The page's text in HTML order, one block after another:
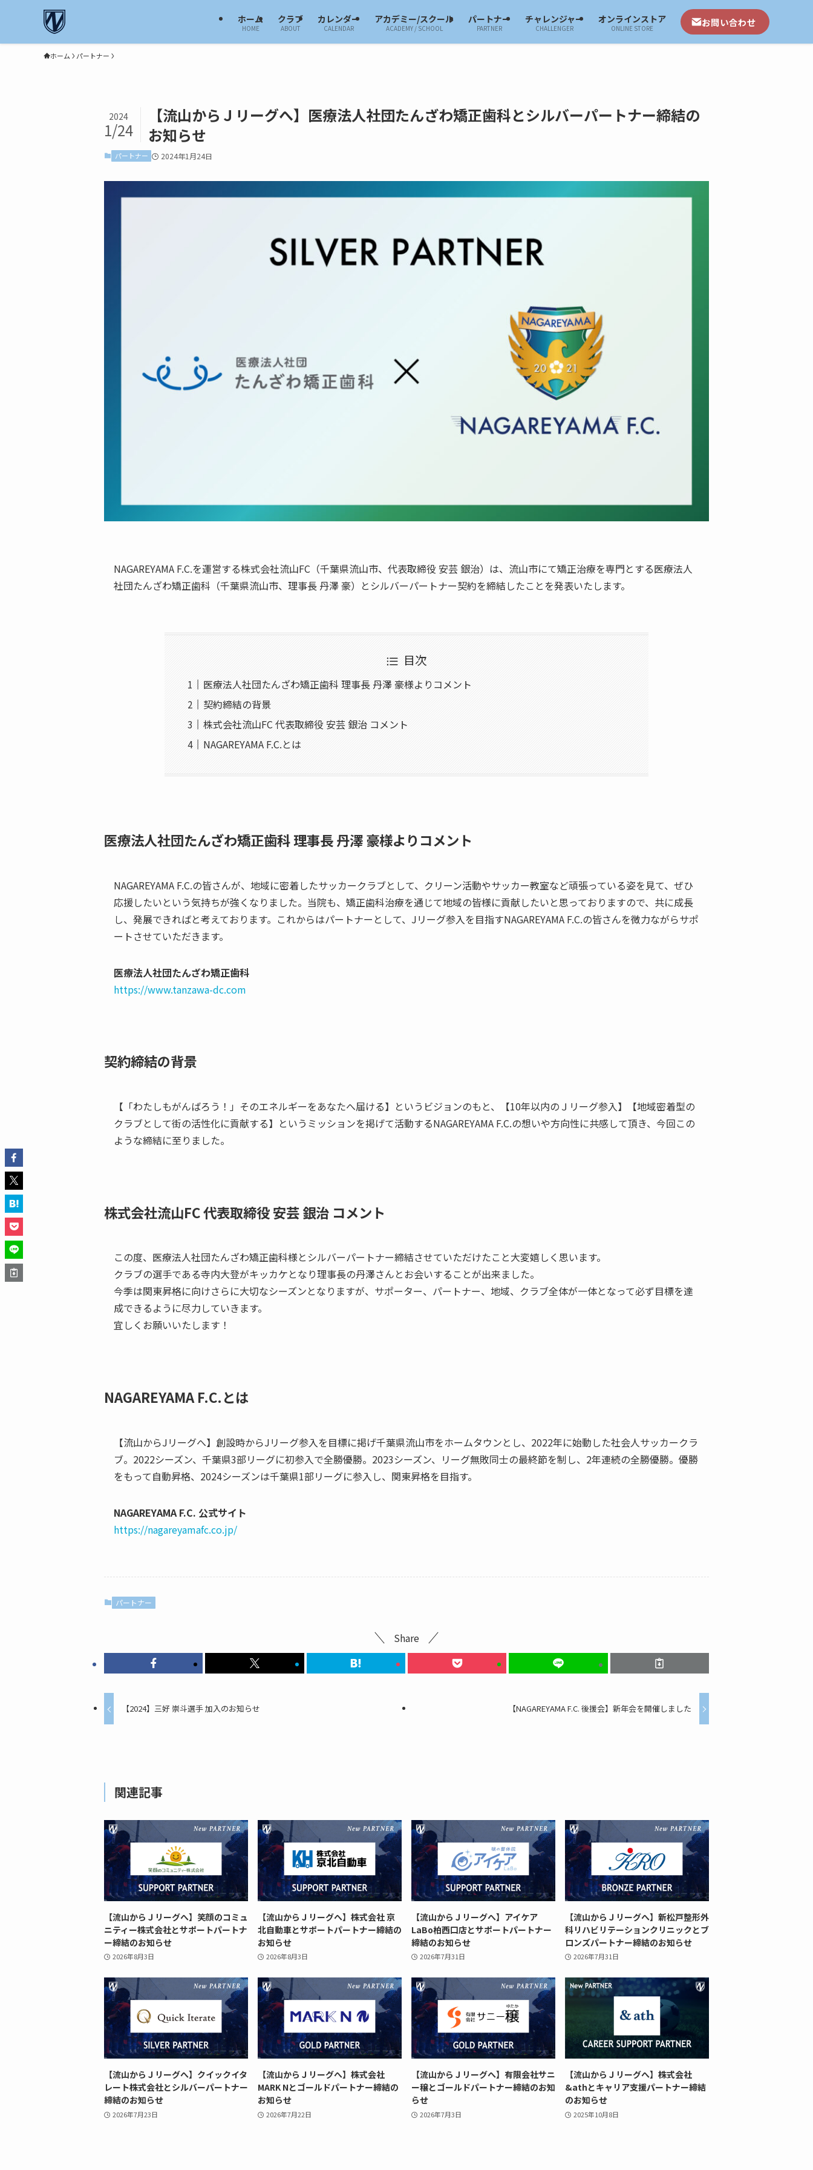
ホーム
HOME
クラブ
ABOUT
カレンダー
CALENDAR
アカデミー/スクール
ACADEMY / SCHOOL
パートナー
PARTNER
チャレンジャー
CHALLENGER
オンラインストア
ONLINE STORE お問い合わせ
ホーム パートナー
【流山からＪリーグへ】医療法人社団たんざわ矯正歯科とシルバーパートナー締結の
お知らせ
2024
1/24
パートナー 2024年1月24日
NAGAREYAMA F.C.を運営する株式会社流山FC（千葉県流山市、代表取締役 安芸 銀治）は、流山市にて矯正治療を専門とする医療法人
社団たんざわ矯正歯科（千葉県流山市、理事長 丹澤 豪）とシルバーパートナー契約を締結したことを発表いたします。
目次
医療法人社団たんざわ矯正歯科 理事長 丹澤 豪様よりコメント
契約締結の背景
株式会社流山FC 代表取締役 安芸 銀治 コメント
NAGAREYAMA F.C.とは
医療法人社団たんざわ矯正歯科 理事長 丹澤 豪様よりコメント
NAGAREYAMA F.C.の皆さんが、地域に密着したサッカークラブとして、クリーン活動やサッカー教室など頑張っている姿を見て、ぜひ
応援したいという気持ちが強くなりました。当院も、矯正歯科治療を通じて地域の皆様に貢献したいと思っておりますので、共に成長
し、発展できればと考えております。これからはパートナーとして、Jリーグ参入を目指すNAGAREYAMA F.C.の皆さんを微力ながらサポ
ートさせていただきます。
医療法人社団たんざわ矯正歯科
https://www.tanzawa-dc.com
契約締結の背景
【「わたしもがんばろう！」そのエネルギーをあなたへ届ける】というビジョンのもと、【10年以内のＪリーグ参入】【地域密着型の
クラブとして街の活性化に貢献する】というミッションを掲げて活動するNAGAREYAMA F.C.の想いや方向性に共感して頂き、今回この
ような締結に至りました。
株式会社流山FC 代表取締役 安芸 銀治 コメント
この度、医療法人社団たんざわ矯正歯科様とシルバーパートナー締結させていただけたこと大変嬉しく思います。
クラブの選手である寺内大登がキッカケとなり理事長の丹澤さんとお会いすることが出来ました。
今季は関東昇格に向けさらに大切なシーズンとなりますが、サポーター、パートナー、地域、クラブ全体が一体となって必ず目標を達
成できるように尽力していきます。
宜しくお願いいたします！
NAGAREYAMA F.C.とは
【流山からJリーグへ】創設時からJリーグ参入を目標に掲げ千葉県流山市をホームタウンとし、2022年に始動した社会人サッカークラ
ブ。2022シーズン、千葉県3部リーグに初参入で全勝優勝。2023シーズン、リーグ無敗同士の最終節を制し、2年連続の全勝優勝。優勝
をもって自動昇格、2024シーズンは千葉県1部リーグに参入し、関東昇格を目指す。
NAGAREYAMA F.C. 公式サイト
https://nagareyamafc.co.jp/
パートナー
Share
【2024】三好 崇斗選手 加入のお知らせ 【NAGAREYAMA F.C. 後援会】新年会を開催しました
関連記事
【流山からＪリーグへ】笑顔のコミュ
ニティー株式会社とサポートパートナ
ー締結のお知らせ
2026年8月3日
【流山からＪリーグへ】株式会社 京
北自動車とサポートパートナー締結の
お知らせ
2026年8月3日
【流山からＪリーグへ】アイケア
LaBo柏西口店とサポートパートナー
締結のお知らせ
2026年7月31日
【流山からＪリーグへ】新松戸整形外
科リハビリテーションクリニックとブ
ロンズパートナー締結のお知らせ
2026年7月31日
【流山からＪリーグへ】クイックイタ
レート株式会社とシルバーパートナー
締結のお知らせ
2026年7月23日
【流山からＪリーグへ】株式会社
MARK Nとゴールドパートナー締結の
お知らせ
2026年7月22日
【流山からＪリーグへ】有限会社サニ
ー穣とゴールドパートナー締結のお知
らせ
2026年7月3日
【流山からＪリーグへ】株式会社
&athとキャリア支援パートナー締結
のお知らせ
2025年10月8日